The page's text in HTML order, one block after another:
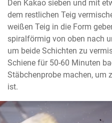
Den Kakao sieben und mit
dem restlichen Teig
weißen Teig in die Form
spiralförmig von oben nach
um beide Schichten zu
Schiene für 50-60 Minuten
Stäbchenprobe machen, um
ist.